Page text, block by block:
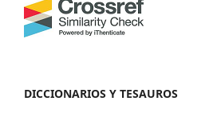
DICCIONARIOS Y TESAUROS